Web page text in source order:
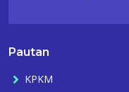
Pautan
KPKM